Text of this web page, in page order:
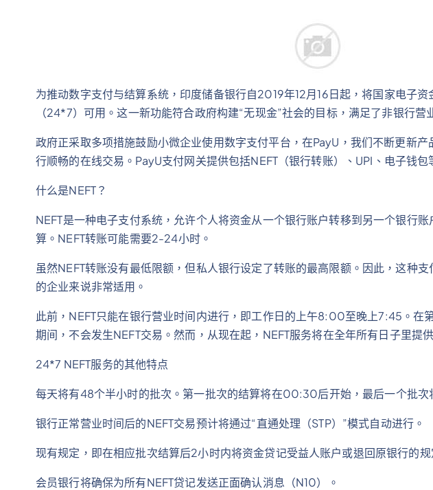
为推动数字支付与结算系统，印度储备银行自2019年12月16日起，将国家电子
（24*7）可用。这一新功能符合政府构建“无现金”社会的目标，满足了非银行营
政府正采取多项措施鼓励小微企业使用数字支付平台，在PayU，我们不断更新
行顺畅的在线交易。PayU支付网关提供包括NEFT（银行转账）、UPI、电子钱包
什么是NEFT？
NEFT是一种电子支付系统，允许个人将资金从一个银行账户转移到另一个银行
算。NEFT转账可能需要2-24小时。
虽然NEFT转账没有最低限额，但私人银行设定了转账的最高限额。因此，这种
的企业来说非常适用。
此前，NEFT只能在银行营业时间内进行，即工作日的上午8:00至晚上7:45。在
期间，不会发生NEFT交易。然而，从现在起，NEFT服务将在全年所有日子里提
24*7 NEFT服务的其他特点
每天将有48个半小时的批次。第一批次的结算将在00:30后开始，最后一个批
银行正常营业时间后的NEFT交易预计将通过“直通处理（STP）”模式自动进行。
现有规定，即在相应批次结算后2小时内将资金贷记受益人账户或退回原银行的规
会员银行将确保为所有NEFT贷记发送正面确认消息（N10）。